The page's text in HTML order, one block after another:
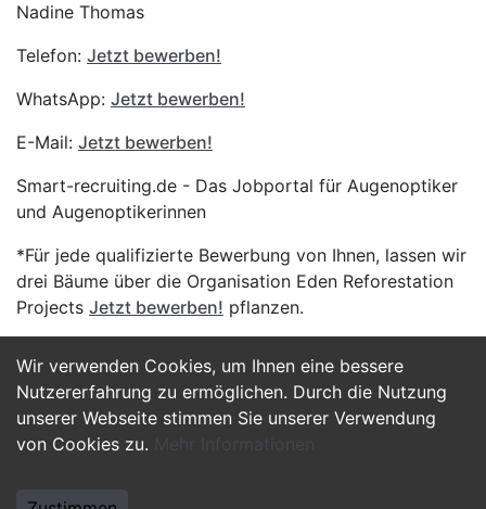
Wir verwenden Cookies, um Ihnen eine bessere
Nutzererfahrung zu ermöglichen. Durch die Nutzung
unserer Webseite stimmen Sie unserer Verwendung
von Cookies zu. Mehr Informationen
Nadine Thomas
Telefon: Jetzt bewerben!
WhatsApp: Jetzt bewerben!
E-Mail: Jetzt bewerben!
Smart-recruiting.de - Das Jobportal für Augenoptiker
und Augenoptikerinnen
*Für jede qualifizierte Bewerbung von Ihnen, lassen wir
drei Bäume über die Organisation Eden Reforestation
Projects Jetzt bewerben! pflanzen.
Jetzt Bewerben